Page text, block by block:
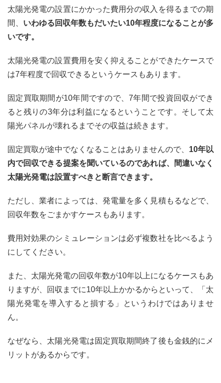
太陽光発電の設置にかかった費用分の収入を得るまでの期
間、 いわゆる回収年数もだいたい10年程度になることが多
いです。
太陽光発電の設置費用を安く抑えることができたケースで
は7年程度で回収できるというケースもあります。
固定買取期間が10年間ですので、7年間で投資回収ができ
ると残りの3年分は利益になるということです。そして太
陽光パネルが壊れるまでその収益は続きます。
固定買取が途中でなくなることはありませんので、 10年以
内で回収できる提案を聞いているのであれば、間違いなく
太陽光発電は設置すべきと断言できます。
ただし、業者によっては、発電量を多く見積もるなどで、
回収年数をごまかすケースもあります。
費用対効果のシミュレーションは必ず複数社を比べるよう
にしてください。
また、太陽光発電の回収年数が10年以上になるケースもあ
りますが、回収までに10年以上かかるからといって、「太
陽光発電を導入すると損する」というわけではありませ
ん。
なぜなら、太陽光発電は固定買取期間終了後も金銭的にメ
リットがあるからです。